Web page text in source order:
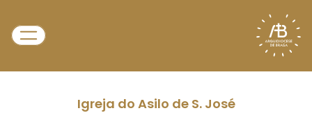
Igreja do Asilo de S. José